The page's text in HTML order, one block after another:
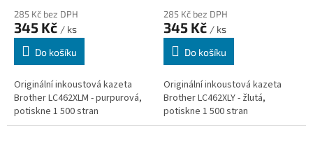
285 Kč bez DPH
345 Kč / ks
Do košíku
Originální inkoustová kazeta
Brother LC462XLM - purpurová,
potiskne 1 500 stran
285 Kč bez DPH
345 Kč / ks
Do košíku
Originální inkoustová kazeta
Brother LC462XLY - žlutá,
potiskne 1 500 stran